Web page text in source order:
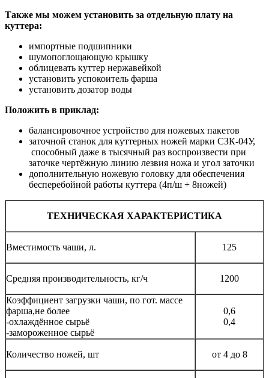
Также мы можем установить за отдельную плату на
куттера:
импортные подшипники
шумопоглощающую крышку
облицевать куттер нержавейкой
установить успокоитель фарша
установить дозатор воды
Положить в приклад:
балансировочное устройство для ножевых пакетов
заточной станок для куттерных ножей марки СЗК-04У,
способный даже в тысячный раз воспроизвести при
заточке чертёжную линию лезвия ножа и угол заточки
дополнительную ножевую головку для обеспечения
бесперебойной работы куттера (4п/ш + 8ножей)
ТЕХНИЧЕСКАЯ ХАРАКТЕРИСТИКА
Вместимость чаши, л. 125
Средняя производительность, кг/ч 1200
Коэффициент загрузки чаши, по гот. массе
фарша,не более
-охлаждённое сырьё
-замороженное сырьё
0,6
0,4
Количество ножей, шт от 4 до 8